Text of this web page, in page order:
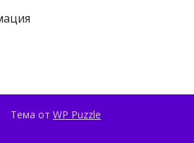
Тема от WP Puzzle